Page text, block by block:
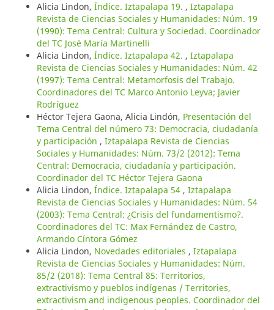
Alicia Lindon, Índice. Iztapalapa 19. , Iztapalapa
Revista de Ciencias Sociales y Humanidades: Núm. 19
(1990): Tema Central: Cultura y Sociedad. Coordinador
del TC José María Martinelli
Alicia Lindon, Índice. Iztapalapa 42. , Iztapalapa
Revista de Ciencias Sociales y Humanidades: Núm. 42
(1997): Tema Central: Metamorfosis del Trabajo.
Coordinadores del TC Marco Antonio Leyva; Javier
Rodríguez
Héctor Tejera Gaona, Alicia Lindón, Presentación del
Tema Central del número 73: Democracia, ciudadanía
y participación , Iztapalapa Revista de Ciencias
Sociales y Humanidades: Núm. 73/2 (2012): Tema
Central: Democracia, ciudadanía y participación.
Coordinador del TC Héctor Tejera Gaona
Alicia Lindon, Índice. Iztapalapa 54 , Iztapalapa
Revista de Ciencias Sociales y Humanidades: Núm. 54
(2003): Tema Central: ¿Crisis del fundamentismo?.
Coordinadores del TC: Max Fernández de Castro,
Armando Cíntora Gómez
Alicia Lindon, Novedades editoriales , Iztapalapa
Revista de Ciencias Sociales y Humanidades: Núm.
85/2 (2018): Tema Central 85: Territorios,
extractivismo y pueblos indígenas / Territories,
extractivism and indigenous peoples. Coordinador del